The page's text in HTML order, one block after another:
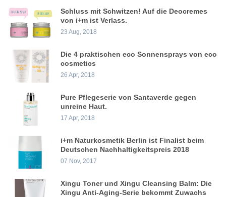
Schluss mit Schwitzen! Auf die Deocremes
von i+m ist Verlass.
23 Aug, 2018
Die 4 praktischen eco Sonnensprays von eco
cosmetics
26 Apr, 2018
Pure Pflegeserie von Santaverde gegen
unreine Haut.
17 Apr, 2018
i+m Naturkosmetik Berlin ist Finalist beim
Deutschen Nachhaltigkeitspreis 2018
07 Nov, 2017
Xingu Toner und Xingu Cleansing Balm: Die
Xingu Anti-Aging-Serie bekommt Zuwachs